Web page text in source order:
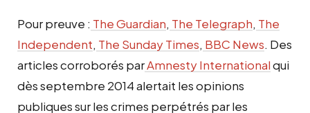
Pour preuve : The Guardian, The Telegraph, The
Independent, The Sunday Times, BBC News. Des
articles corroborés parAmnesty Internationalqui
dès septembre 2014 alertait les opinions
publiques sur les crimes perpétrés par les